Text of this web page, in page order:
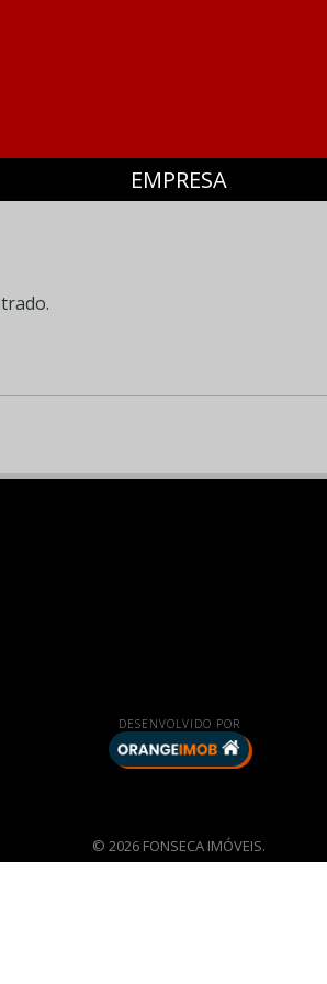
EMPRESA
DESENVOLVIDO POR
© 2026 FONSECA IMÓVEIS.